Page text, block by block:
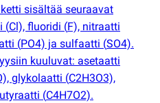
sisältää seuraavat
(Cl), fluoridi (F), nitraatti
(PO4) ja sulfaatti (SO4).
kuuluvat: asetaatti
glykolaatti (C2H3O3),
(C4H7O2).